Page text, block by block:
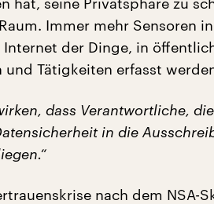
Immer mehr Sensoren
der Dinge, in
und Tätigkeiten erfasst
dass Verantwortliche,
in die
nach dem NSA-